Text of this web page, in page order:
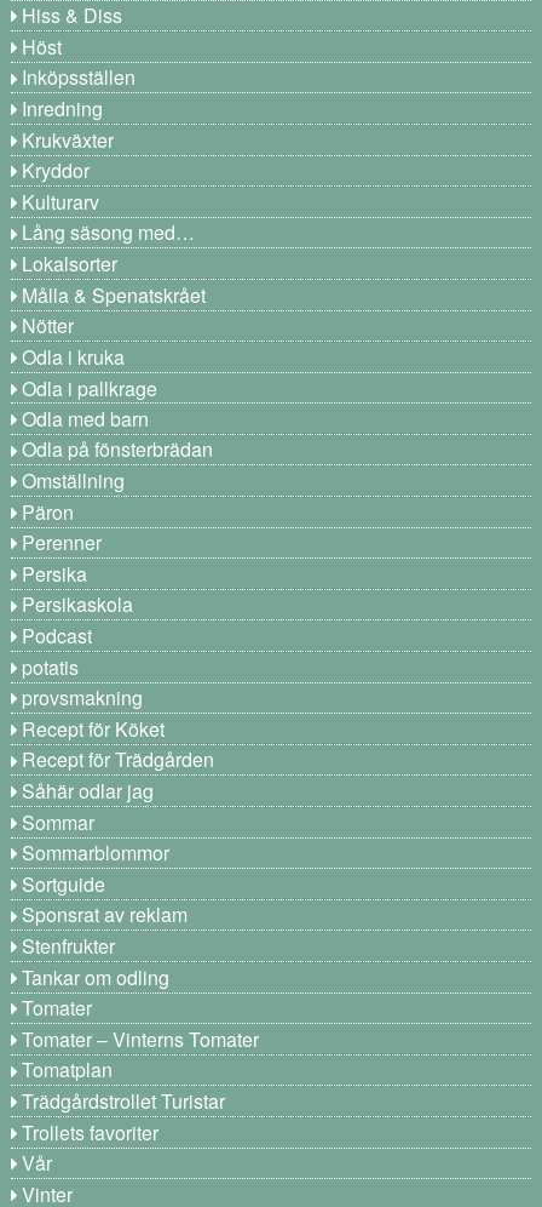
Hiss & Diss
Höst
Inköpsställen
Inredning
Krukväxter
Kryddor
Kulturarv
Lång säsong med…
Lokalsorter
Målla & Spenatskrået
Nötter
Odla i kruka
Odla i pallkrage
Odla med barn
Odla på fönsterbrädan
Omställning
Päron
Perenner
Persika
Persikaskola
Podcast
potatis
provsmakning
Recept för Köket
Recept för Trädgården
Såhär odlar jag
Sommar
Sommarblommor
Sortguide
Sponsrat av reklam
Stenfrukter
Tankar om odling
Tomater
Tomater – Vinterns Tomater
Tomatplan
Trädgårdstrollet Turistar
Trollets favoriter
Vår
Vinter